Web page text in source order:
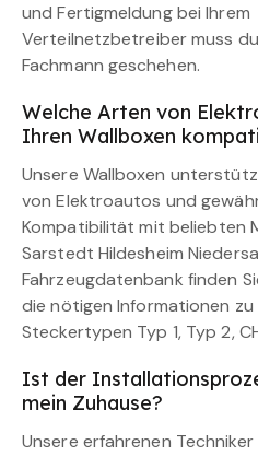
und Fertigmeldung bei Ihrem
Verteilnetzbetreiber muss
Fachmann geschehen.
Welche Arten von
Ihren Wallboxen
Unsere Wallboxen
von Elektroautos und
Kompatibilität mit beliebten
Sarstedt Hildesheim
Fahrzeugdatenbank finden
die nötigen Informationen
Steckertypen Typ 1, Typ 2,
Ist der
mein Zuhause?
Unsere erfahrenen